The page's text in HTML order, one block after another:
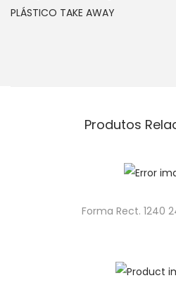
PLÁSTICO TAKE AWAY
Produtos
Forma Rect. 1240